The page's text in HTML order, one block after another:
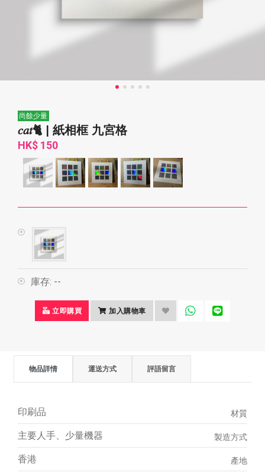
尚餘少量
𝑐𝑎𝑡🐈 | 紙相框 九宮格
HK$ 150
庫存: --
立即購買 加入購物車
物品詳情 運送方式 評語留言
材質
印刷品
製造方式
主要人手、少量機器
產地
香港